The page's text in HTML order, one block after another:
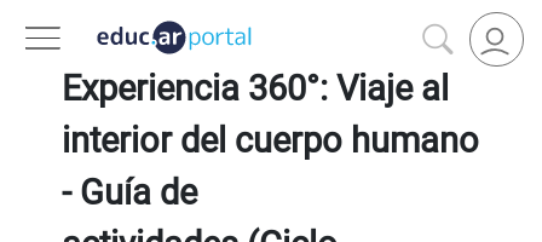
VOLVER A FILTROS
Experiencia 360°: Viaje al
interior del cuerpo humano
- Guía de